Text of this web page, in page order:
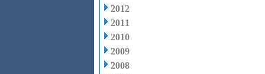
2012
2011
2010
2009
2008